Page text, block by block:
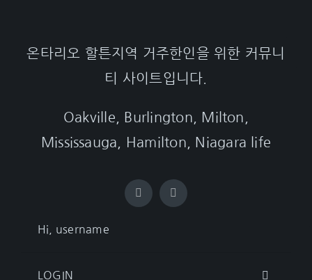
온타리오 할튼지역 거주한인을 위한 커뮤니
티 사이트입니다.
Oakville, Burlington, Milton,
Mississauga, Hamilton, Niagara life
Hi, username
LOGIN